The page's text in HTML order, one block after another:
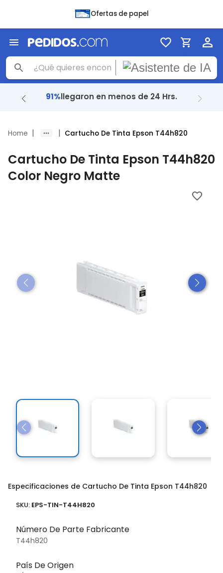
Ofertas de papel
91%llegaron en menos de 24 Hrs.
Home | | Cartucho De Tinta Epson T44h820
Cartucho De Tinta Epson T44h820
Color Negro Matte
Especificaciones de Cartucho De Tinta Epson T44h820
SKU: EPS-TIN-T44H820
Número De Parte Fabricante
T44h820
País De Origen